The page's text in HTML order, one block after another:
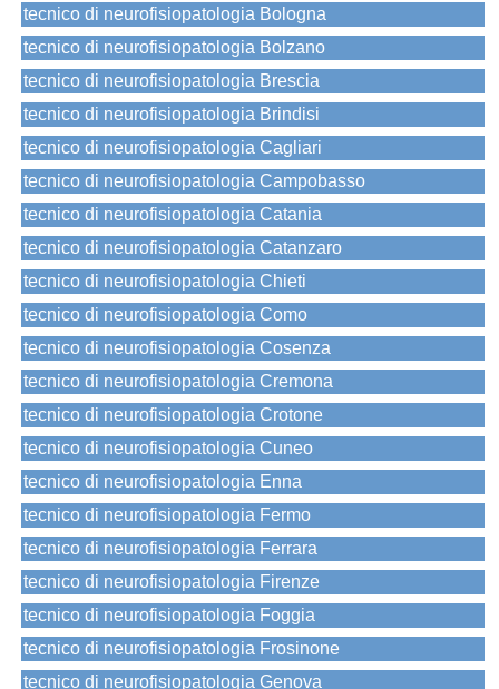
tecnico di neurofisiopatologia Bologna
tecnico di neurofisiopatologia Bolzano
tecnico di neurofisiopatologia Brescia
tecnico di neurofisiopatologia Brindisi
tecnico di neurofisiopatologia Cagliari
tecnico di neurofisiopatologia Campobasso
tecnico di neurofisiopatologia Catania
tecnico di neurofisiopatologia Catanzaro
tecnico di neurofisiopatologia Chieti
tecnico di neurofisiopatologia Como
tecnico di neurofisiopatologia Cosenza
tecnico di neurofisiopatologia Cremona
tecnico di neurofisiopatologia Crotone
tecnico di neurofisiopatologia Cuneo
tecnico di neurofisiopatologia Enna
tecnico di neurofisiopatologia Fermo
tecnico di neurofisiopatologia Ferrara
tecnico di neurofisiopatologia Firenze
tecnico di neurofisiopatologia Foggia
tecnico di neurofisiopatologia Frosinone
tecnico di neurofisiopatologia Genova